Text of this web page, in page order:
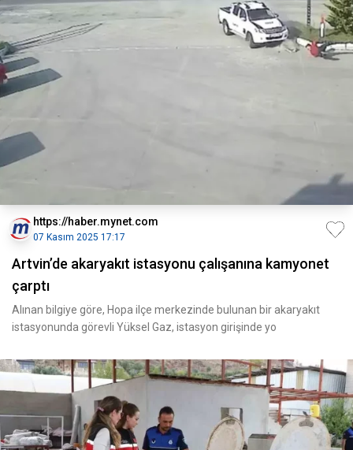
https://haber.mynet.com
07 Kasım 2025 17:17
Artvin’de akaryakıt istasyonu çalışanına kamyonet
çarptı
Alınan bilgiye göre, Hopa ilçe merkezinde bulunan bir akaryakıt
istasyonunda görevli Yüksel Gaz, istasyon girişinde yo